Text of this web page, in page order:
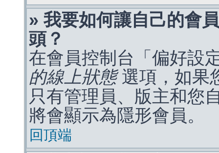
» 我要如何讓自己的會
頭？
在會員控制台「偏好設
的線上狀態選項，如果
只有管理員、版主和您
將會顯示為隱形會員。
回頂端